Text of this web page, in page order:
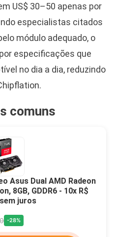
US$ 30–50 apenas por
especialistas citados
módulo adequado, o
especificações que
no dia a dia, reduzindo
comuns
Asus Dual AMD Radeon
8GB, GDDR6 - 10x R$
juros
-28%